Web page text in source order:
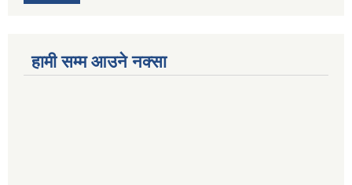
हामी सम्म आउने नक्सा